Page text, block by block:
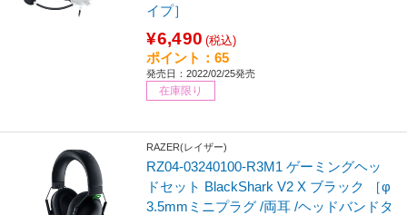
イプ］
¥6,490 (税込)
ポイント：65
発売日：2022/02/25発売
在庫限り
RAZER(レイザー)
RZ04-03240100-R3M1 ゲーミングヘッ
ドセット BlackShark V2 X ブラック ［φ
3.5mmミニプラグ /両耳 /ヘッドバンドタ